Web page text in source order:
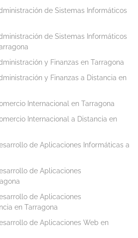
de Sistemas Informáticos
de Sistemas Informáticos
y Finanzas en Tarragona
y Finanzas a Distancia en
Internacional en Tarragona
Internacional a Distancia en
de Aplicaciones Informáticas a
de Aplicaciones
de Aplicaciones
en Tarragona
de Aplicaciones Web en